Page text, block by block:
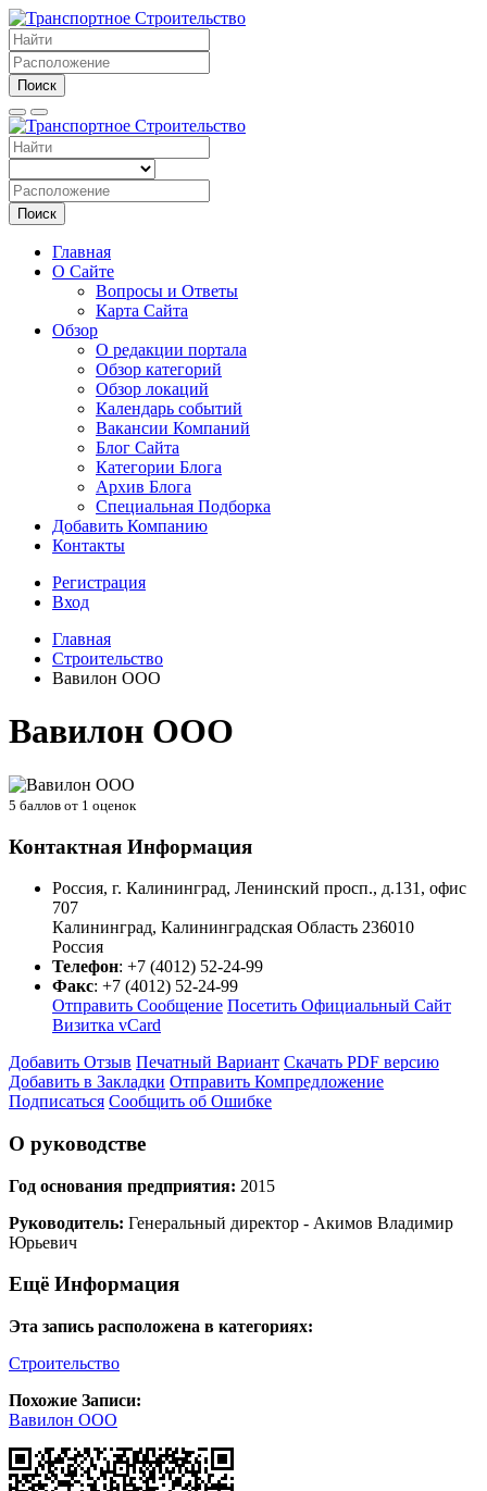
Поиск
Поиск
Главная
О Сайте
Вопросы и Ответы
Карта Сайта
Обзор
О редакции портала
Обзор категорий
Обзор локаций
Календарь событий
Вакансии Компаний
Блог Сайта
Категории Блога
Архив Блога
Специальная Подборка
Добавить Компанию
Контакты
Регистрация
Вход
Главная
Строительство
Вавилон ООО
Вавилон ООО
5 баллов от 1 оценок
Контактная Информация
Россия, г. Калининград, Ленинский просп., д.131, офис
707
Калининград, Калининградская Область 236010
Россия
Телефон: +7 (4012) 52-24-99
Факс: +7 (4012) 52-24-99
Отправить Сообщение Посетить Официальный Сайт
Визитка vCard
Добавить Отзыв Печатный Вариант Скачать PDF версию
Добавить в Закладки Отправить Компредложение
Подписаться Сообщить об Ошибке
О руководстве
Год основания предприятия: 2015
Руководитель: Генеральный директор - Акимов Владимир
Юрьевич
Ещё Информация
Эта запись расположена в категориях:
Строительство
Похожие Записи:
Вавилон ООО